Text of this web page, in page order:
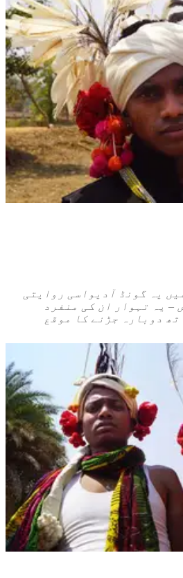
یہ گونڈ آدیواسی روایتی
– یہ تہوار ان کی منفرد
دوبارہ جڑنے کا موقع